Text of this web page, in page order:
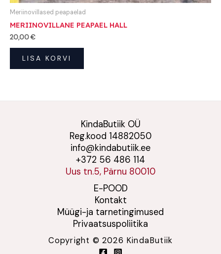
Meriinovillased peapaelad
MERIINOVILLANE PEAPAEL HALL
20,00€
LISA KORVI
KindaButiik OÜ
Reg.kood 14882050
info@kindabutiik.ee
+372 56 486 114
Uus tn.5, Pärnu 80010
E-POOD
Kontakt
Müügi-ja tarnetingimused
Privaatsuspoliitika
Copyright © 2026 KindaButiik